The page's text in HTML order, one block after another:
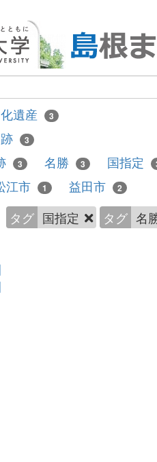
遺産 3
3
3 名勝 3 国指定
江市 1 益田市 2
タグ 国指定 タグ 名